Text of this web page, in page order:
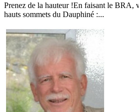
Prenez de la hauteur !En faisant le BRA,
hauts sommets du Dauphiné :...